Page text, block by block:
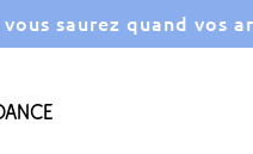
saurez quand vos